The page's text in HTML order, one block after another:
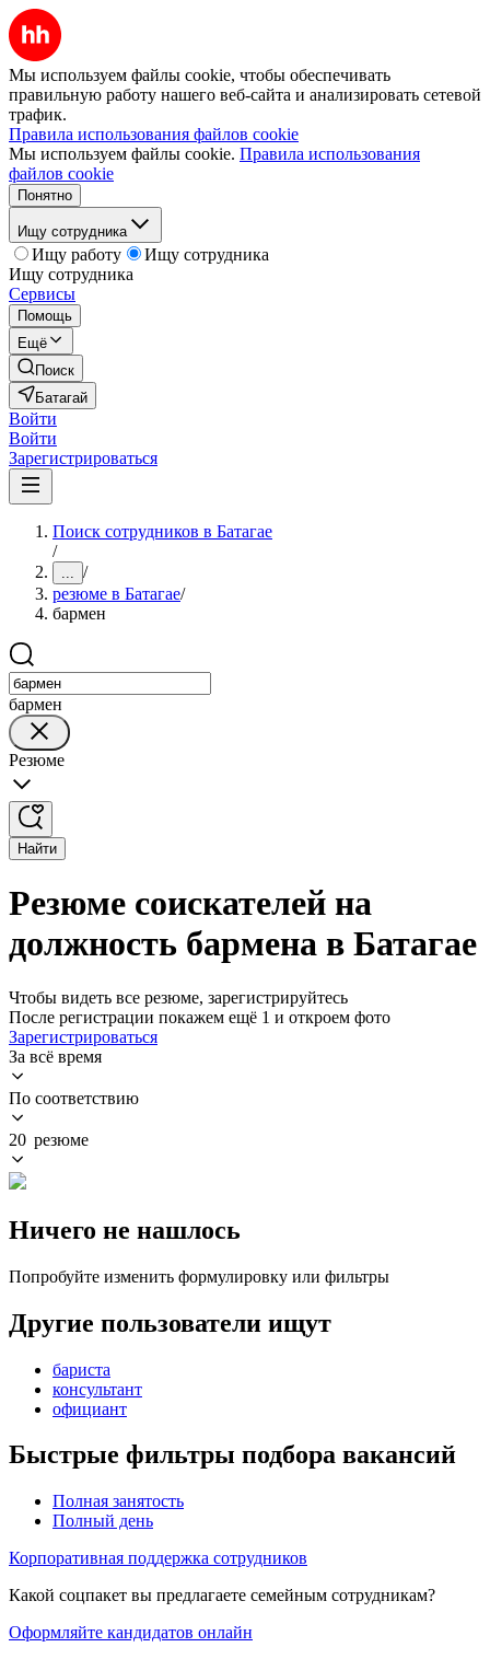
Мы используем файлы cookie, чтобы обеспечивать
правильную работу нашего веб-сайта и анализировать сетевой
трафик.
Правила использования файлов cookie
Мы используем файлы cookie. Правила использования
файлов cookie
Понятно
Ищу сотрудника
Ищу работу
Ищу сотрудника
Ищу сотрудника
Сервисы
Помощь
Ещё
Поиск
Батагай
Войти
Войти
Зарегистрироваться
Поиск сотрудников в Батагае
/
... /
резюме в Батагае/
бармен
бармен
Резюме
Найти
Резюме соискателей на
должность бармена в Батагае
Чтобы видеть все резюме, зарегистрируйтесь
После регистрации покажем ещё 1 и откроем фото
Зарегистрироваться
За всё время
По соответствию
20 резюме
Ничего не нашлось
Попробуйте изменить формулировку или фильтры
Другие пользователи ищут
бариста
консультант
официант
Быстрые фильтры подбора вакансий
Полная занятость
Полный день
Корпоративная поддержка сотрудников
Какой соцпакет вы предлагаете семейным сотрудникам?
Оформляйте кандидатов онлайн